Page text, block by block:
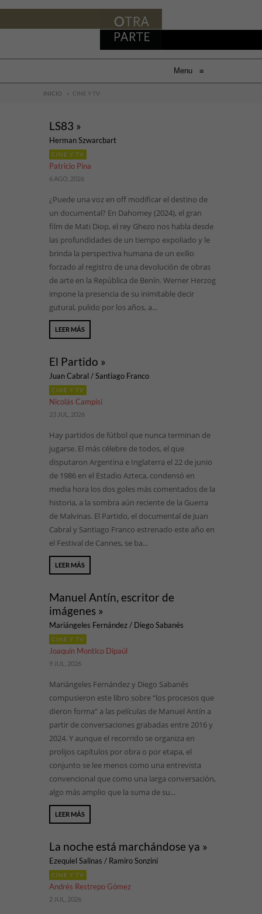
Menu ≡
INICIO » CINE Y TV
LS83 »
Herman Szwarcbart
CINE Y TV
Patricio Pina
6 AGO, 2026
¿Puede una voz en off modificar el destino de
un documental? En Dahomey (2024), el gran
film de Mati Diop, el rey Ghezo nos habla desde
las profundidades de un tiempo expoliado y le
brinda la perspectiva humana de un exilio
forzado al registro de una devolución de obras
de arte en la República de Benín. Werner Herzog
impone la presencia de su inimitable decir
gutural, pulido por los años, a...
LEER MÁS
El Partido »
Juan Cabral / Santiago Franco
CINE Y TV
Nicolás Campisi
23 JUL, 2026
Hay partidos de fútbol que nunca terminan de
jugarse. El más célebre de todos, el que
disputaron Argentina e Inglaterra el 22 de junio
de 1986 en el Estadio Azteca, condensó en
media hora los dos goles más comentados de la
historia, a la sombra aún reciente de la Guerra
de Malvinas. El Partido, el documental de Juan
Cabral y Santiago Franco estrenado este año en
el Festival de Cannes, se ba...
LEER MÁS
Manuel Antín, escritor de
imágenes »
Mariángeles Fernández / Diego Sabanés
CINE Y TV
Joaquín Montico Dipaúl
9 JUL, 2026
Mariángeles Fernández y Diego Sabanés
compusieron este libro sobre “los procesos que
dieron forma” a las películas de Manuel Antín a
partir de conversaciones grabadas entre 2016 y
2024. Y aunque el recorrido se organiza en
prolijos capítulos por obra o por etapa, el
conjunto se lee menos como una entrevista
convencional que como una larga conversación,
algo más amplio que la suma de su...
LEER MÁS
La noche está marchándose ya »
Ezequiel Salinas / Ramiro Sonzini
CINE Y TV
Andrés Restrepo Gómez
2 JUL, 2026